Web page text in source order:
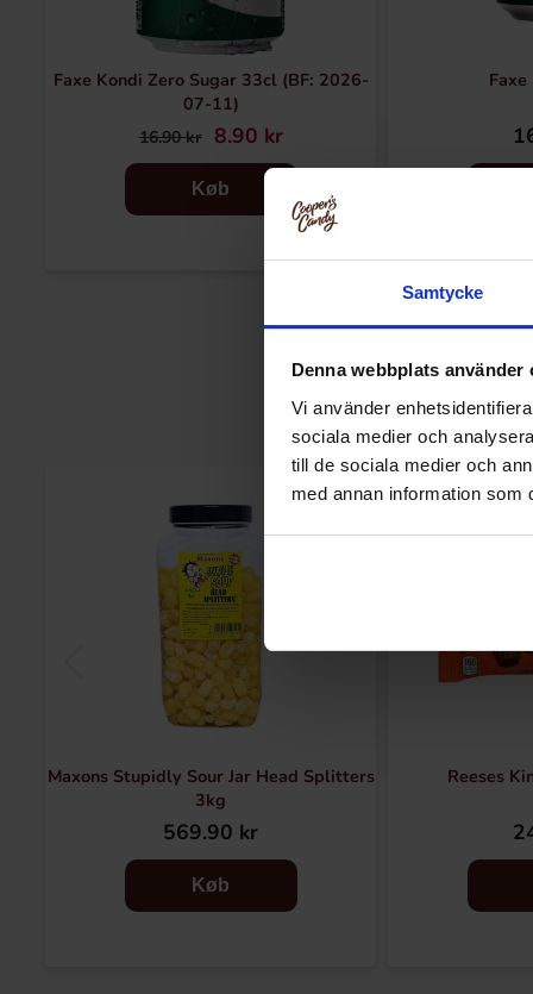
Samtycke
Denna webbplats använder
Vi använder
sociala medier och
till de sociala medier och
med annan information som
Faxe Kondi Zero Sugar 33cl (BF: 2026-
07-11)
16.90 kr 8.90 kr
Køb
Maxons Stupidly Sour Jar Head Splitters
3kg
569.90 kr
Køb
Reeses